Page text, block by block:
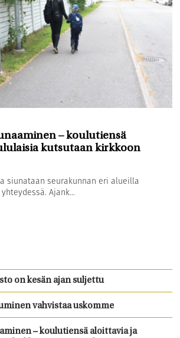
– koulutiensä
kutsutaan kirkkoon
siunataan seurakunnan eri alueilla
Ajank...
on kesän ajan suljettu
vahvistaa uskomme
– koulutiensä aloittavia ja